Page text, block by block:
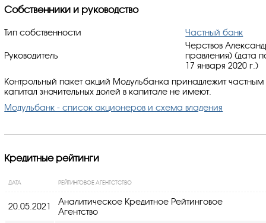
Собственники и руководство
Тип собственности Частный банк
Руководитель
Черствов
правления) (дата
17 января 2020 г.)
Контрольный пакет акций Модульбанка принадлежит
капитал значительных долей в капитале не имеют.
Модульбанк - список акционеров и схема владения
Кредитные рейтинги
ДАТА РЕЙТИНГОВОЕ АГЕНТСТСТВО
20.05.2021
Аналитическое Кредитное Рейтинговое
Агентство